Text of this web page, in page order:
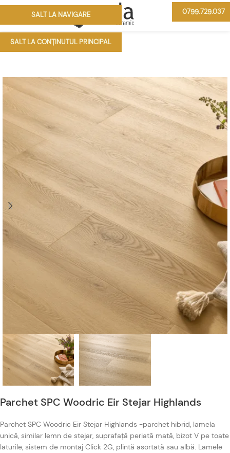
SALT LA NAVIGARE
SALT LA CONȚINUTUL PRINCIPAL
0799.729.037
Parchet SPC Woodric Eir Stejar Highlands
Parchet SPC Woodric Eir Stejar Highlands -parchet hibrid, lamela
unică, similar lemn de stejar, suprafață periată mată, bizot V pe toate
laturile, sistem de montaj Click 2G, plintă asortată sau albă. Lamele